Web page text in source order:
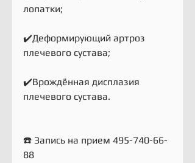
лопатки;
✔️Деформирующий артроз
плечевого сустава;
✔️Врождённая дисплазия
плечевого сустава.
☎️ Запись на прием 495-740-66-
88